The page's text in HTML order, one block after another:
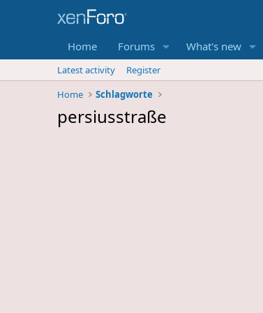
Home Forums What's new
Latest activity
Register
Home
Schlagworte
persiusstraße